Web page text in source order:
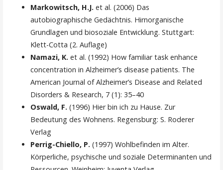
Markowitsch, H.J. et al. (2006) Das
autobiographische Gedächtnis. Hirnorganische
Grundlagen und biosoziale Entwicklung. Stuttgart:
Klett-Cotta (2. Auflage)
Namazi, K. et al. (1992) How familiar task enhance
concentration in Alzheimer’s disease patients. The
American Journal of Alzheimer’s Disease and Related
Disorders & Research, 7 (1): 35–40
Oswald, F. (1996) Hier bin ich zu Hause. Zur
Bedeutung des Wohnens. Regensburg: S. Roderer
Verlag
Perrig-Chiello, P. (1997) Wohlbefinden im Alter.
Körperliche, psychische und soziale Determinanten und